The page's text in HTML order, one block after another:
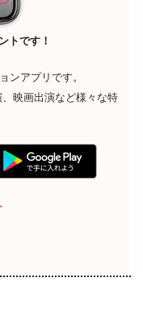
トです！
ンアプリです。
映画出演など様々な特